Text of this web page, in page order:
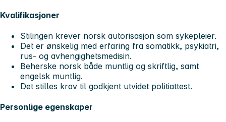
Kvalifikasjoner
Stilingen krever norsk autorisasjon som sykepleier.
Det er ønskelig med erfaring fra somatikk, psykiatri,
rus- og avhengighetsmedisin.
Beherske norsk både muntlig og skriftlig, samt
engelsk muntlig.
Det stilles krav til godkjent utvidet politiattest.
Personlige egenskaper